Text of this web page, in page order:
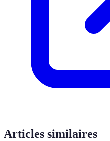
Articles similaires